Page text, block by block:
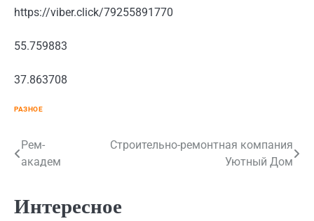
https://viber.click/79255891770
55.759883
37.863708
РАЗНОЕ
Навигация
записям
Рем-
академ
Строительно-ремонтная компания
Уютный Дом
Интересное